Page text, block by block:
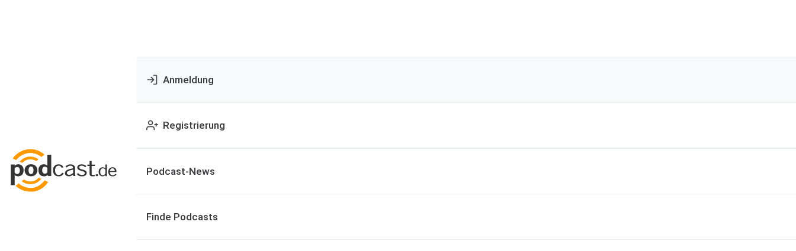
Anmeldung
Registrierung
Podcast-News
Finde Podcasts